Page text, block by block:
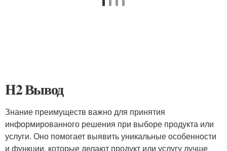
H2 Вывод
Знание преимуществ важно для принятия
информированного решения при выборе продукта или
услуги. Оно помогает выявить уникальные особенности
и функции, которые делают продукт или услугу лучше